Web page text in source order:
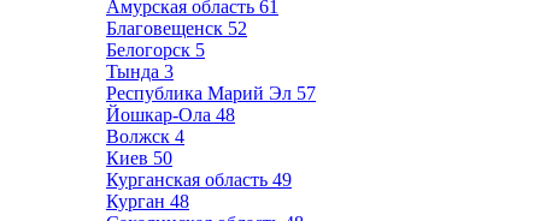
Амурская область 61
Благовещенск 52
Белогорск 5
Тында 3
Республика Марий Эл 57
Йошкар-Ола 48
Волжск 4
Киев 50
Курганская область 49
Курган 48